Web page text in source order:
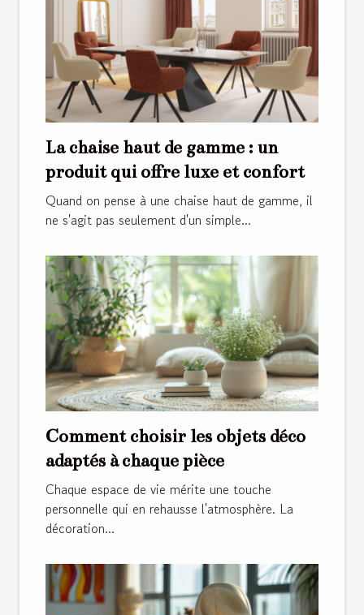
La chaise haut de gamme : un
produit qui offre luxe et confort
Quand on pense à une chaise haut de gamme, il
ne s'agit pas seulement d'un simple...
Comment choisir les objets déco
adaptés à chaque pièce
Chaque espace de vie mérite une touche
personnelle qui en rehausse l'atmosphère. La
décoration...